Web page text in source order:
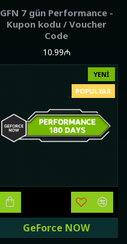
GFN 7 gün Performance -
Kupon kodu / Voucher
Code
10.99₼
YENI
POPULYAR
GeForce NOW